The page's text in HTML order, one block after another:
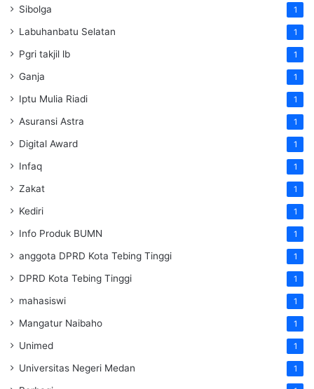
Sibolga 1
Labuhanbatu Selatan 1
Pgri takjil lb 1
Ganja 1
Iptu Mulia Riadi 1
Asuransi Astra 1
Digital Award 1
Infaq 1
Zakat 1
Kediri 1
Info Produk BUMN 1
anggota DPRD Kota Tebing Tinggi 1
DPRD Kota Tebing Tinggi 1
mahasiswi 1
Mangatur Naibaho 1
Unimed 1
Universitas Negeri Medan 1